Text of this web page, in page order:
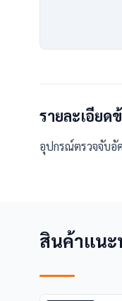
รายละเอียด
อุปกรณ์ตรวจจับอั
สินค้าแนะ